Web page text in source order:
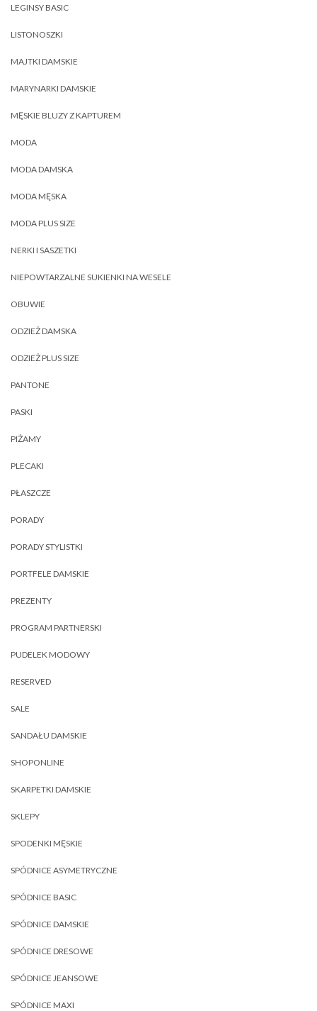
LEGINSY BASIC
LISTONOSZKI
MAJTKI DAMSKIE
MARYNARKI DAMSKIE
MĘSKIE BLUZY Z KAPTUREM
MODA
MODA DAMSKA
MODA MĘSKA
MODA PLUS SIZE
NERKI I SASZETKI
NIEPOWTARZALNE SUKIENKI NA WESELE
OBUWIE
ODZIEŻ DAMSKA
ODZIEŻ PLUS SIZE
PANTONE
PASKI
PIŻAMY
PLECAKI
PŁASZCZE
PORADY
PORADY STYLISTKI
PORTFELE DAMSKIE
PREZENTY
PROGRAM PARTNERSKI
PUDELEK MODOWY
RESERVED
SALE
SANDAŁU DAMSKIE
SHOPONLINE
SKARPETKI DAMSKIE
SKLEPY
SPODENKI MĘSKIE
SPÓDNICE ASYMETRYCZNE
SPÓDNICE BASIC
SPÓDNICE DAMSKIE
SPÓDNICE DRESOWE
SPÓDNICE JEANSOWE
SPÓDNICE MAXI